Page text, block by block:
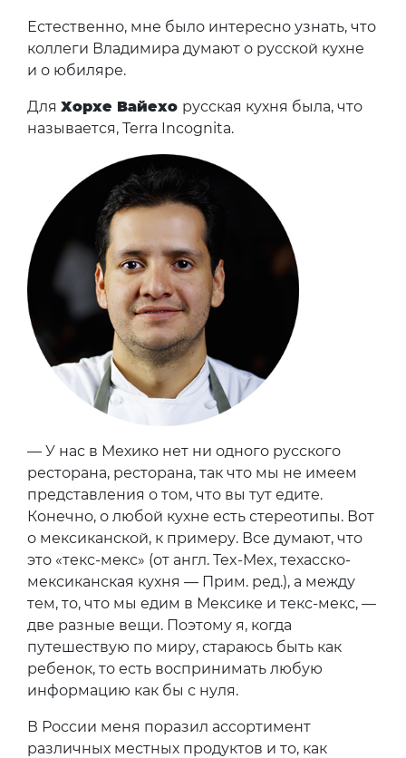
Естественно, мне было интересно узнать, что
коллеги Владимира думают о русской кухне
и о юбиляре.
Для Хорхе Вайехо русская кухня была, что
называется, Terra Incognita.
— У нас в Мехико нет ни одного русского
ресторана, ресторана, так что мы не имеем
представления о том, что вы тут едите.
Конечно, о любой кухне есть стереотипы. Вот
о мексиканской, к примеру. Все думают, что
это «текс-мекс» (от англ. Tex-Mex, техасско-
мексиканская кухня — Прим. ред.), а между
тем, то, что мы едим в Мексике и текс-мекс, —
две разные вещи. Поэтому я, когда
путешествую по миру, стараюсь быть как
ребенок, то есть воспринимать любую
информацию как бы с нуля.
В России меня поразил ассортимент
различных местных продуктов и то, как